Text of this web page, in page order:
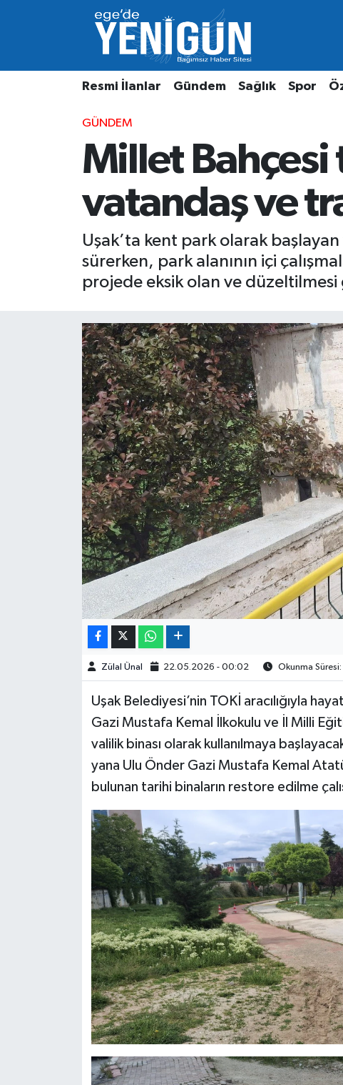
Resmi İlanlar Gündem Sağlık Spor
GÜNDEM
Millet Bahçesi
vatandaş ve
Uşak’ta kent park olarak
sürerken, park alanının içi
projede eksik olan ve
Zülal Ünal 22.05.2026 - 00:02 Okunma Süresi:
Uşak Belediyesi’nin TOKİ aracılığıyla
Gazi Mustafa Kemal İlkokulu ve İl Milli
valilik binası olarak kullanılmaya
yana Ulu Önder Gazi Mustafa Kemal
bulunan tarihi binaların restore edilme
Resmi İlanlar
Gündem
Özel Haber
Beyoğlu Nöbetçi Eczaneler
Beyoğlu Hava Durumu
Beyoğlu Trafik Yoğunluk Haritası
Süper Lig Puan Durumu ve Fikstür
Tüm Manşetler
Son Dakika Haberleri